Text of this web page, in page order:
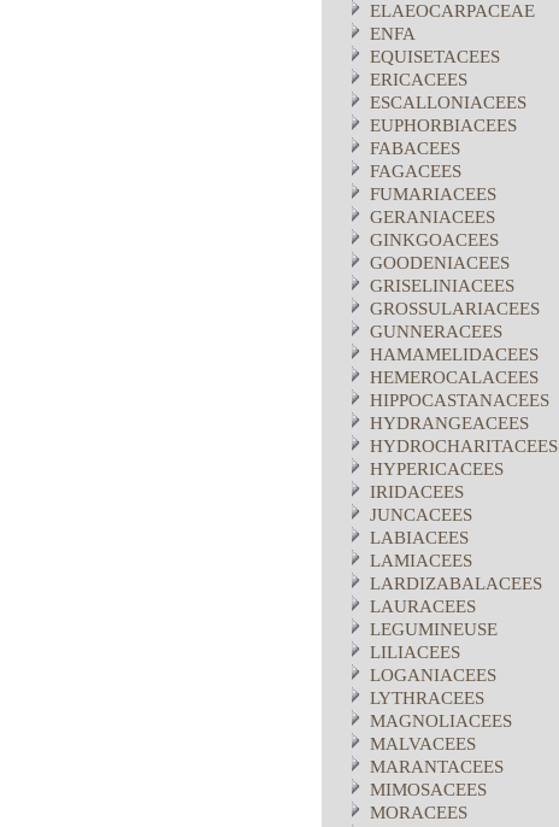
ELAEOCARPACEAE
ENFA
EQUISETACEES
ERICACEES
ESCALLONIACEES
EUPHORBIACEES
FABACEES
FAGACEES
FUMARIACEES
GERANIACEES
GINKGOACEES
GOODENIACEES
GRISELINIACEES
GROSSULARIACEES
GUNNERACEES
HAMAMELIDACEES
HEMEROCALACEES
HIPPOCASTANACEES
HYDRANGEACEES
HYDROCHARITACEES
HYPERICACEES
IRIDACEES
JUNCACEES
LABIACEES
LAMIACEES
LARDIZABALACEES
LAURACEES
LEGUMINEUSE
LILIACEES
LOGANIACEES
LYTHRACEES
MAGNOLIACEES
MALVACEES
MARANTACEES
MIMOSACEES
MORACEES